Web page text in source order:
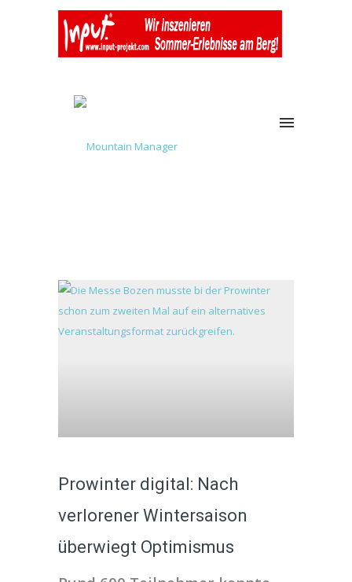
Prowinter digital: Nach
verlorener Wintersaison
überwiegt Optimismus